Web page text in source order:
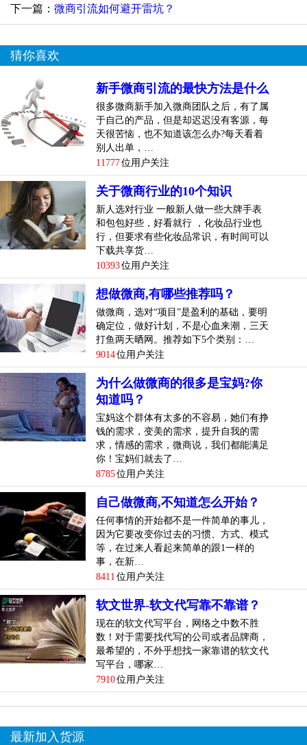
下一篇： 微商引流如何避开雷坑？
猜你喜欢
新手微商引流的最快方法是什么
很多微商新手加入微商团队之后，有了属
于自己的产品，但是却迟迟没有客源，每
天很苦恼，也不知道该怎么办?每天看着
别人出单，…
11777位用户关注
关于微商行业的10个知识
新人选对行业 一般新人做一些大牌手表
和包包好些，好看就行 ，化妆品行业也
行，但要求有些化妆品常识，有时间可以
下载共享货…
10393位用户关注
想做微商,有哪些推荐吗？
做微商，选对“项目”是盈利的基础，要明
确定位，做好计划，不是心血来潮，三天
打鱼两天晒网。推荐如下5个类别：…
9014位用户关注
为什么做微商的很多是宝妈?你
知道吗？
宝妈这个群体有太多的不容易，她们有挣
钱的需求，变美的需求，提升自我的需
求，情感的需求，微商说，我们都能满足
你！宝妈们就去了…
8785位用户关注
自己做微商,不知道怎么开始？
任何事情的开始都不是一件简单的事儿，
因为它要改变你过去的习惯、方式、模式
等，在过来人看起来简单的跟1一样的
事，在新…
8411 位用户关注
软文世界-软文代写靠不靠谱？
现在的软文代写平台，网络之中数不胜
数！对于需要找代写的公司或者品牌商，
最希望的，不外乎想找一家靠谱的软文代
写平台，哪家…
7910位用户关注
最新加入货源